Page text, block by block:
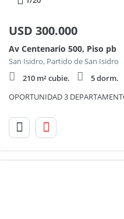
USD 300.000
Av Centenario 500, Piso pb
San Isidro, Partido de San Isidro
210 m² cubie.
5 dorm.